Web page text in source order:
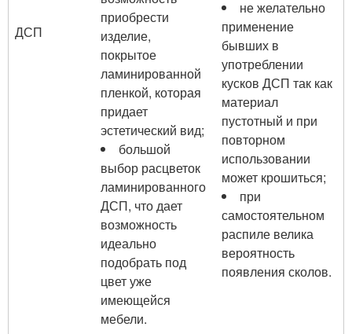
ДСП
приобрести
изделие,
покрытое
ламинированной
пленкой, которая
придает
эстетический вид;
большой
выбор расцветок
ламинированного
ДСП, что дает
возможность
идеально
подобрать под
цвет уже
имеющейся
мебели.
не желательно
применение
бывших в
употреблении
кусков ДСП так как
материал
пустотный и при
повторном
использовании
может крошиться;
при
самостоятельном
распиле велика
вероятность
появления сколов.